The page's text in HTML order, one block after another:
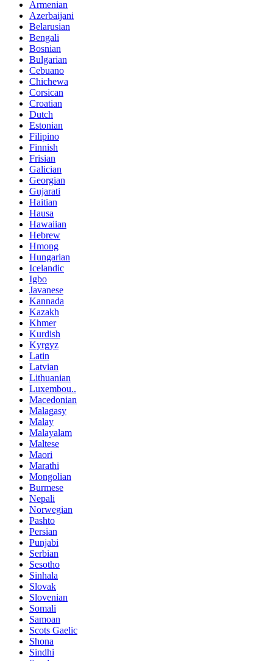
Armenian
Azerbaijani
Belarusian
Bengali
Bosnian
Bulgarian
Cebuano
Chichewa
Corsican
Croatian
Dutch
Estonian
Filipino
Finnish
Frisian
Galician
Georgian
Gujarati
Haitian
Hausa
Hawaiian
Hebrew
Hmong
Hungarian
Icelandic
Igbo
Javanese
Kannada
Kazakh
Khmer
Kurdish
Kyrgyz
Latin
Latvian
Lithuanian
Luxembou..
Macedonian
Malagasy
Malay
Malayalam
Maltese
Maori
Marathi
Mongolian
Burmese
Nepali
Norwegian
Pashto
Persian
Punjabi
Serbian
Sesotho
Sinhala
Slovak
Slovenian
Somali
Samoan
Scots Gaelic
Shona
Sindhi